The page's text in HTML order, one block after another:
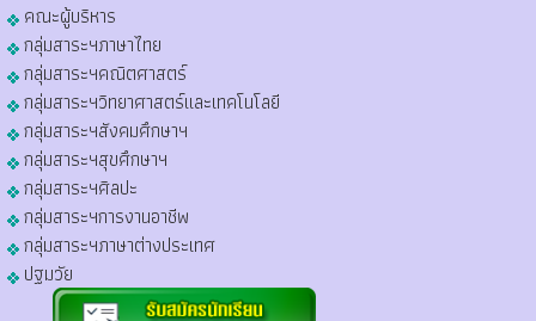
คณะผู้บริหาร
กลุ่มสาระฯภาษาไทย
กลุ่มสาระฯคณิตศาสตร์
กลุ่มสาระฯวิทยาศาสตร์และเทคโนโลยี
กลุ่มสาระฯสังคมศึกษาฯ
กลุ่มสาระฯสุขศึกษาฯ
กลุ่มสาระฯศิลปะ
กลุ่มสาระฯการงานอาชีพ
กลุ่มสาระฯภาษาต่างประเทศ
ปฐมวัย